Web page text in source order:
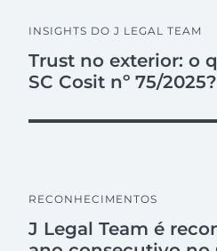
INSIGHTS DO J LEGAL TEAM
Trust no exterior: o
SC Cosit nº 75/2025?
RECONHECIMENTOS
J Legal Team é